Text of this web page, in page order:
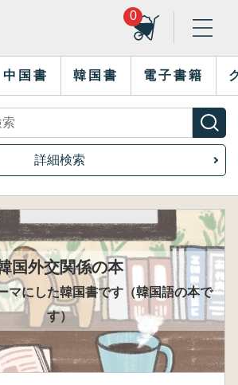
0
中国書 韓国書 電子書籍
詳細検索
国外交関係の本
マにした韓国書です（韓国語の本で
す）